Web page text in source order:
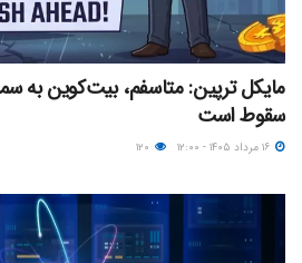
سقوط است